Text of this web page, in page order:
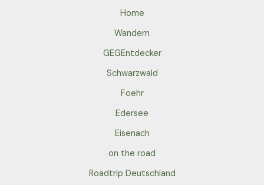
Home
Wandern
GEGEntdecker
Schwarzwald
Foehr
Edersee
Eisenach
on the road
Roadtrip Deutschland